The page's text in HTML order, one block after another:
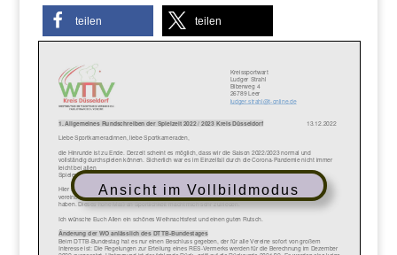
teilen teilen
Ansicht im Vollbildmodus